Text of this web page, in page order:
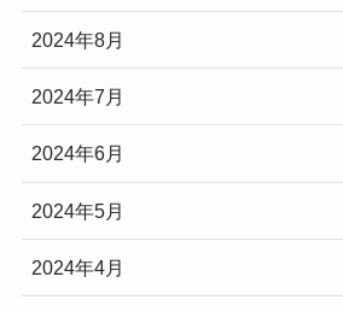
2024年8月
2024年7月
2024年6月
2024年5月
2024年4月